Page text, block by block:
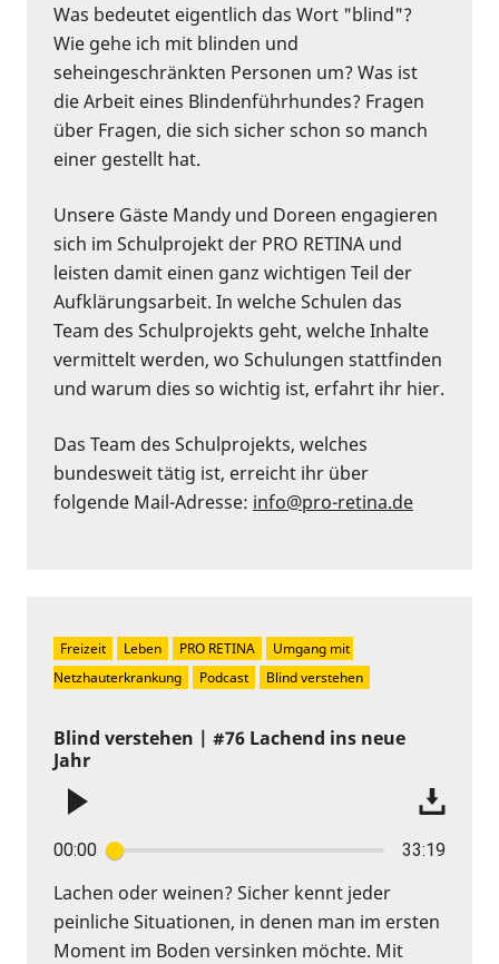
Was bedeutet eigentlich das Wort "blind"?
Wie gehe ich mit blinden und
seheingeschränkten Personen um? Was ist
die Arbeit eines Blindenführhundes? Fragen
über Fragen, die sich sicher schon so manch
einer gestellt hat.
Unsere Gäste Mandy und Doreen engagieren
sich im Schulprojekt der PRO RETINA und
leisten damit einen ganz wichtigen Teil der
Aufklärungsarbeit. In welche Schulen das
Team des Schulprojekts geht, welche Inhalte
vermittelt werden, wo Schulungen stattfinden
und warum dies so wichtig ist, erfahrt ihr hier.
Das Team des Schulprojekts, welches
bundesweit tätig ist, erreicht ihr über
folgende Mail-Adresse: info@pro-retina.de
Blind verstehen | #76 Lachend ins neue
Jahr
00:00 33:19
Lachen oder weinen? Sicher kennt jeder
peinliche Situationen, in denen man im ersten
Moment im Boden versinken möchte. Mit
Freizeit Leben PRO RETINA
Umgang mit
Netzhauterkrankung
Podcast Blind verstehen